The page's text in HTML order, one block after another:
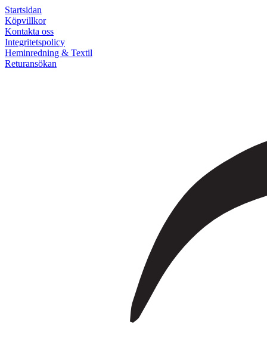
Startsidan
Köpvillkor
Kontakta oss
Integritetspolicy
Heminredning & Textil
Returansökan